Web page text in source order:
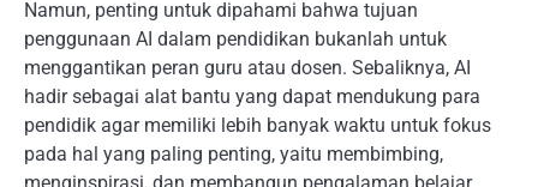
Namun, penting untuk dipahami bahwa tujuan
penggunaan AI dalam pendidikan bukanlah untuk
menggantikan peran guru atau dosen. Sebaliknya, AI
hadir sebagai alat bantu yang dapat mendukung para
pendidik agar memiliki lebih banyak waktu untuk fokus
pada hal yang paling penting, yaitu membimbing,